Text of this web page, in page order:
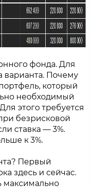
фонда. Для
варианта. Почему
который
необходимый
этого требуется
безрисковой
ставка — 3%.
к 3%.
Первый
здесь и сейчас.
максимально